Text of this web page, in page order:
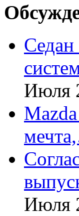
Седан
Июля
Июля